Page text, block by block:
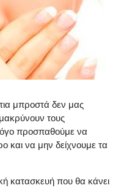
μπροστά δεν μας
τους
προσπαθούμε να
και να μην δείχνουμε τα
κατασκευή που θα κάνει